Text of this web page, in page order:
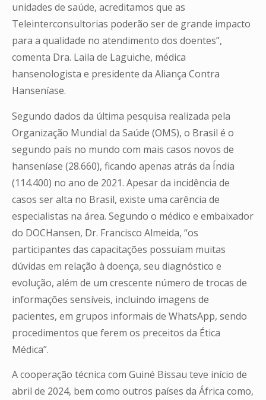
unidades de saúde, acreditamos que as
Teleinterconsultorias poderão ser de grande impacto
para a qualidade no atendimento dos doentes”,
comenta Dra. Laila de Laguiche, médica
hansenologista e presidente da Aliança Contra
Hanseníase.
Segundo dados da última pesquisa realizada pela
Organização Mundial da Saúde (OMS), o Brasil é o
segundo país no mundo com mais casos novos de
hanseníase (28.660), ficando apenas atrás da Índia
(114.400) no ano de 2021. Apesar da incidência de
casos ser alta no Brasil, existe uma carência de
especialistas na área. Segundo o médico e embaixador
do DOCHansen, Dr. Francisco Almeida, “os
participantes das capacitações possuíam muitas
dúvidas em relação à doença, seu diagnóstico e
evolução, além de um crescente número de trocas de
informações sensíveis, incluindo imagens de
pacientes, em grupos informais de WhatsApp, sendo
procedimentos que ferem os preceitos da Ética
Médica”.
A cooperação técnica com Guiné Bissau teve início de
abril de 2024, bem como outros países da África como,